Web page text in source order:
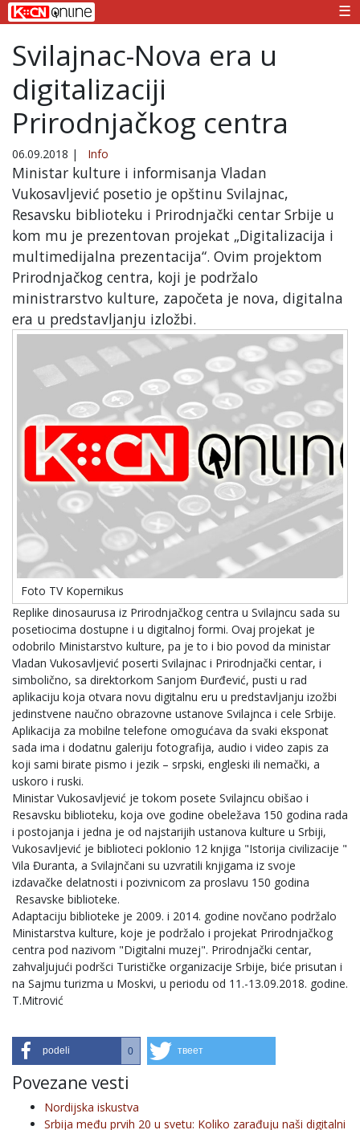
☰
Svilajnac-Nova era u
digitalizaciji
Prirodnjačkog centra
06.09.2018 | Info
Ministar kulture i informisanja Vladan
Vukosavljević posetio je opštinu Svilajnac,
Resavsku biblioteku i Prirodnjački centar Srbije u
kom mu je prezentovan projekat „Digitalizacija i
multimedijalna prezentacija“. Ovim projektom
Prirodnjačkog centra, koji je podržalo
ministrarstvo kulture, započeta je nova, digitalna
era u predstavljanju izložbi.
Foto TV Kopernikus
Replike dinosaurusa iz Prirodnjačkog centra u Svilajncu sada su
posetiocima dostupne i u digitalnoj formi. Ovaj projekat je
odobrilo Ministarstvo kulture, pa je to i bio povod da ministar
Vladan Vukosavljević poserti Svilajnac i Prirodnjački centar, i
simbolično, sa direktorkom Sanjom Đurđević, pusti u rad
aplikaciju koja otvara novu digitalnu eru u predstavljanju izožbi
jedinstvene naučno obrazovne ustanove Svilajnca i cele Srbije.
Aplikacija za mobilne telefone omogućava da svaki eksponat
sada ima i dodatnu galeriju fotografija, audio i video zapis za
koji sami birate pismo i jezik – srpski, engleski ili nemački, a
uskoro i ruski.
Ministar Vukosavljević je tokom posete Svilajncu obišao i
Resavsku biblioteku, koja ove godine obeležava 150 godina rada
i postojanja i jedna je od najstarijih ustanova kulture u Srbiji,
Vukosavljević je biblioteci poklonio 12 knjiga "Istorija civilizacije "
Vila Đuranta, a Svilajnčani su uzvratili knjigama iz svoje
izdavačke delatnosti i pozivnicom za proslavu 150 godina
Resavske biblioteke.
Adaptaciju biblioteke je 2009. i 2014. godine novčano podržalo
Ministarstva kulture, koje je podržalo i projekat Prirodnjačkog
centra pod nazivom "Digitalni muzej". Prirodnjački centar,
zahvaljujući podršci Turističke organizacije Srbije, biće prisutan i
na Sajmu turizma u Moskvi, u periodu od 11.-13.09.2018. godine.
T.Mitrović
podeli 0 твеет
Povezane vesti
Nordijska iskustva
Srbija među prvih 20 u svetu: Koliko zarađuju naši digitalni